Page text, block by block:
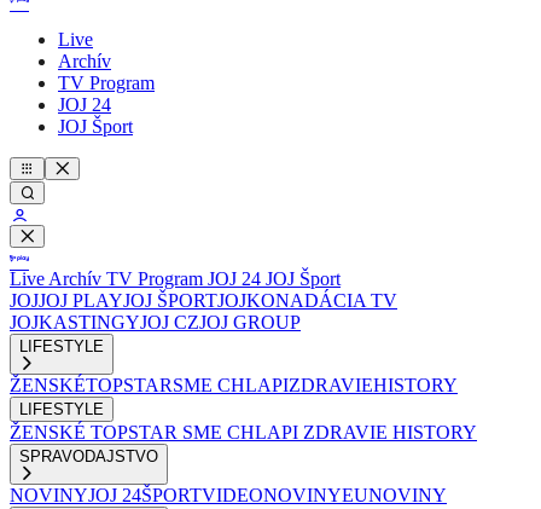
Live
Archív
TV Program
JOJ 24
JOJ Šport
Live Archív TV Program JOJ 24 JOJ Šport
JOJJOJ PLAYJOJ ŠPORTJOJKONADÁCIA TV
JOJKASTINGYJOJ CZJOJ GROUP
LIFESTYLE
ŽENSKÉTOPSTARSME CHLAPIZDRAVIEHISTORY
LIFESTYLE
ŽENSKÉ TOPSTAR SME CHLAPI ZDRAVIE HISTORY
SPRAVODAJSTVO
NOVINYJOJ 24ŠPORTVIDEONOVINYEUNOVINY